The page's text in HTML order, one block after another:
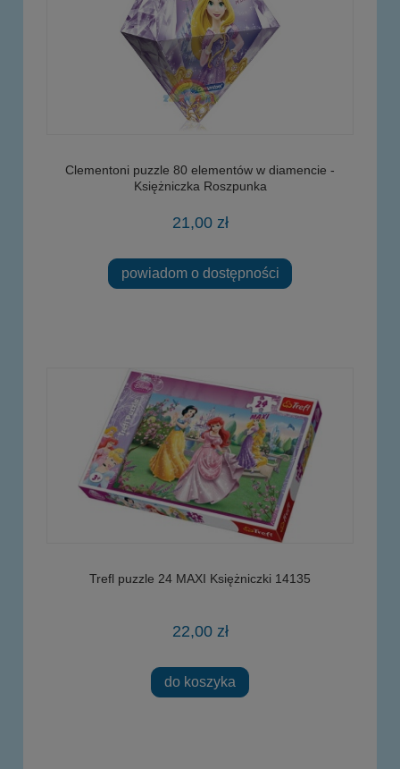
Clementoni puzzle 80 elementów w diamencie -
Księżniczka Roszpunka
21,00 zł
powiadom o dostępności
Trefl puzzle 24 MAXI Księżniczki 14135
22,00 zł
do koszyka